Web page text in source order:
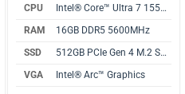
CPU
Intel® Core™ Ultra 7 155H vPro
RAM
16GB DDR5 5600MHz
SSD
512GB PCIe Gen 4 M.2 SSD
VGA
Intel® Arc™ Graphics